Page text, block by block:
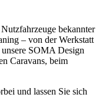
bekannter
– von der Werkstatt
SOMA Design
Caravans, beim
und lassen Sie sich